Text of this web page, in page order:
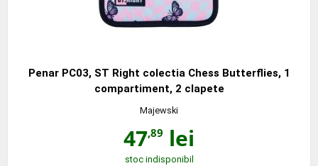
Penar PC03, ST Right colectia Chess Butterflies, 1
compartiment, 2 clapete
Majewski
47,89 lei
stoc indisponibil